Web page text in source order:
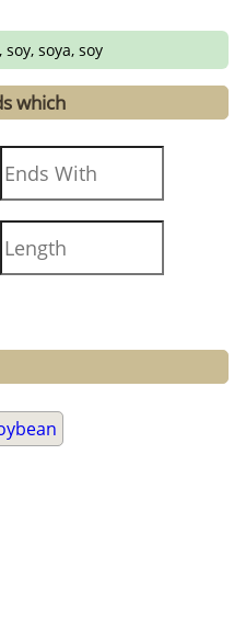
soy, soya, soy
which